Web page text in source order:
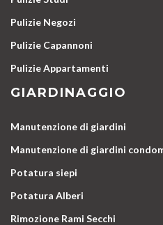
Pulizie Negozi
Pulizie Capannoni
Pulizie Appartamenti
GIARDINAGGIO
Manutenzione di giardini
Manutenzione di giardini
Potatura siepi
Potatura Alberi
Rimozione Rami Secchi